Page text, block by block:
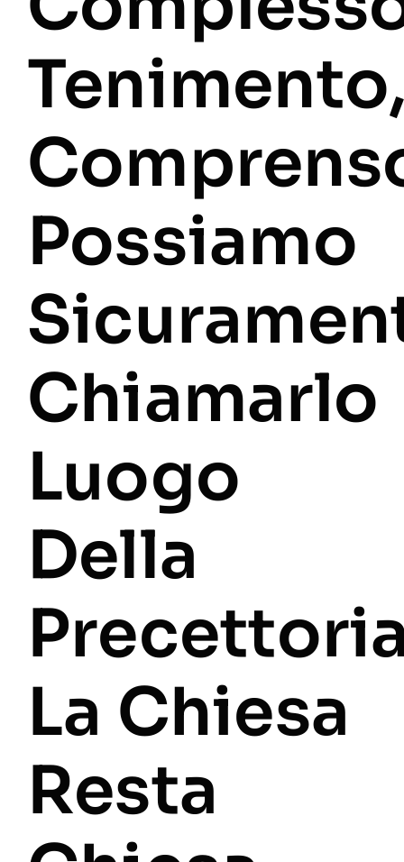
Possiamo
Chiamarlo
Luogo
Della
La Chiesa
Resta